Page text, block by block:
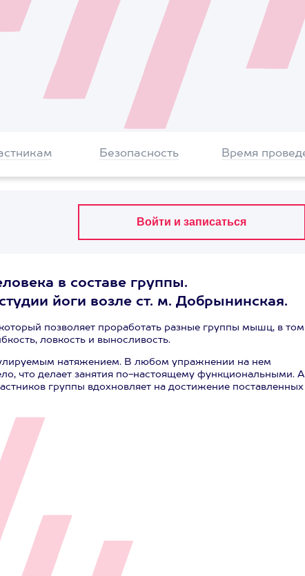
Безопасность Время
в составе группы.
йоги возле ст. м. Добрынинская.
позволяет проработать разные группы мышц, в том
ловкость и выносливость.
натяжением. В любом упражнении на нем
что делает занятия по-настоящему функциональными. А
группы вдохновляет на достижение поставленных